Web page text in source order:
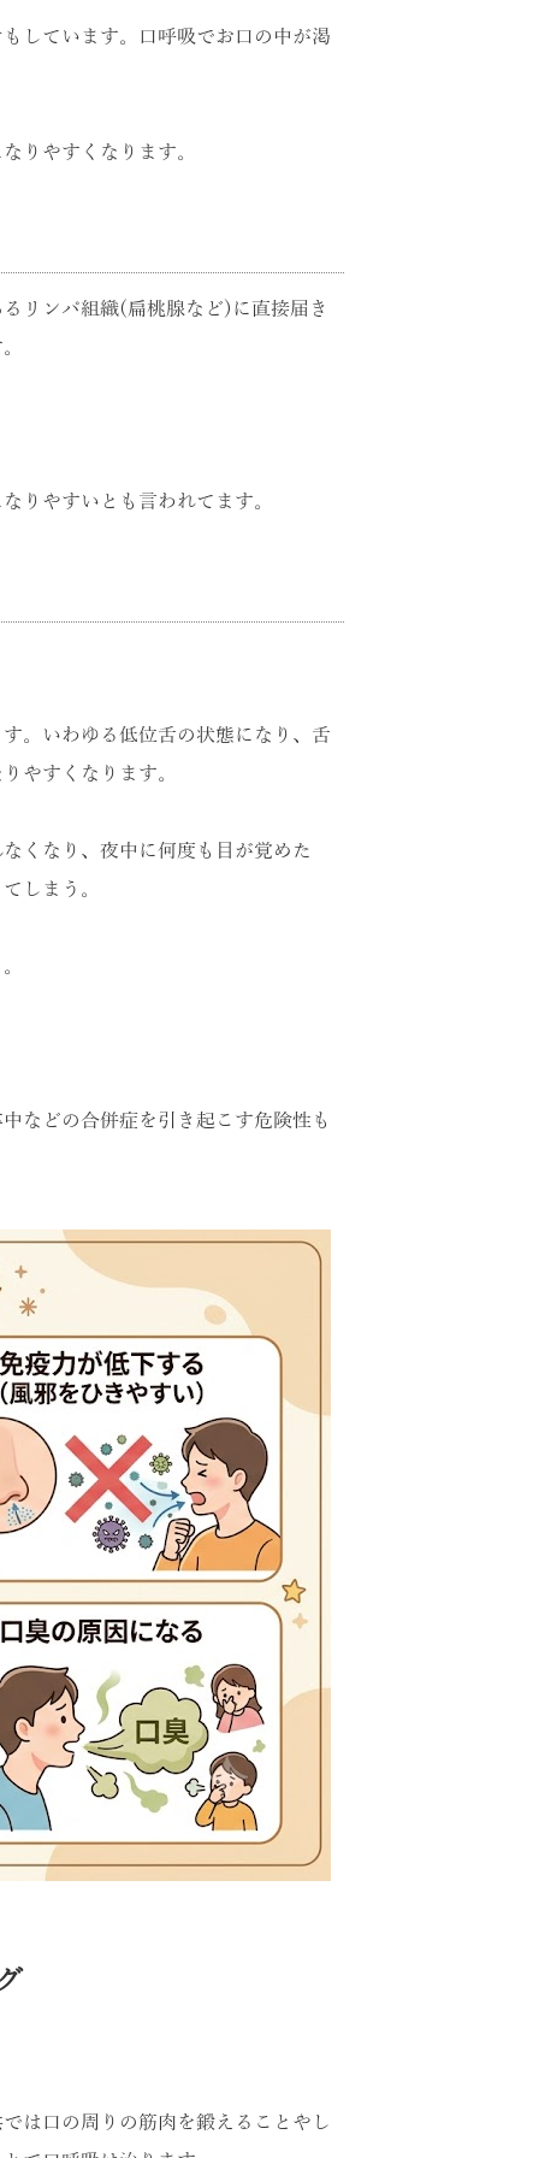
しています。口呼吸でお口の中が渇
りやすくなります。
リンパ組織(扁桃腺など)に直接届き
りやすいとも言われてます。
。いわゆる低位舌の状態になり、舌
やすくなります。
くなり、夜中に何度も目が覚めた
しまう。
などの合併症を引き起こす危険性も
は口の周りの筋肉を鍛えることやし